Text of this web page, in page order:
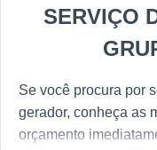
SERVIÇO
Se você procura por
gerador, conheça as
orçamento